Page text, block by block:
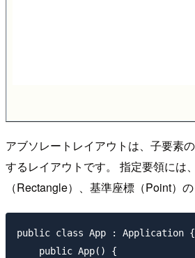
アブソレートレイアウトは、子要素
するレイアウトです。 指定要領には
（Rectangle）、基準座標（Point）
public class App : Application {
    public App() {